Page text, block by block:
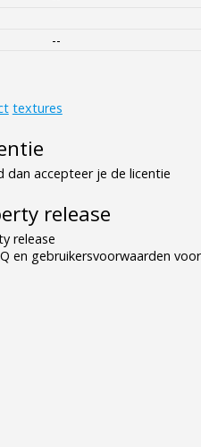
--
textures
accepteer je de licentie
release
release
en gebruikersvoorwaarden